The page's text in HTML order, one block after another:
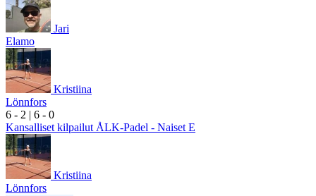
Jari
Elamo
Kristiina
Lönnfors
6 - 2 | 6 - 0
Kansalliset kilpailut ÅLK-Padel - Naiset E
Kristiina
Lönnfors